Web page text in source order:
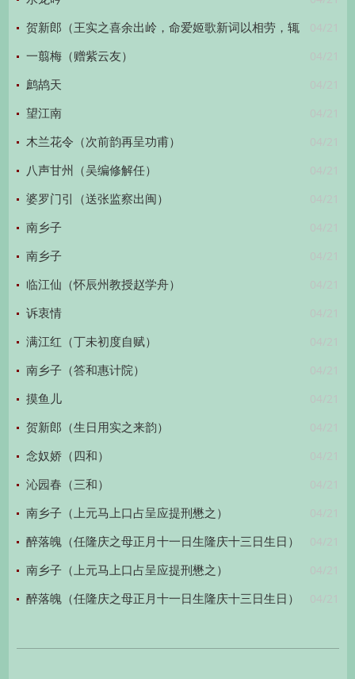
04/21
贺新郎（王实之喜余出岭，命爱姬歌新词以相劳，辄
次其韵·） 04/21
一翦梅（赠紫云友）
04/21
鹧鸪天
04/21
望江南
04/21
木兰花令（次前韵再呈功甫）
04/21
八声甘州（吴编修解任）
04/21
婆罗门引（送张监察出闽）
04/21
南乡子
04/21
南乡子
04/21
临江仙（怀辰州教授赵学舟）
04/21
诉衷情
04/21
满江红（丁未初度自赋）
04/21
南乡子（答和惠计院）
04/21
摸鱼儿
04/21
贺新郎（生日用实之来韵）
04/21
念奴娇（四和）
04/21
沁园春（三和）
04/21
南乡子（上元马上口占呈应提刑懋之）
04/21
醉落魄（任隆庆之母正月十一日生隆庆十三日生日）
04/21
南乡子（上元马上口占呈应提刑懋之）
04/21
醉落魄（任隆庆之母正月十一日生隆庆十三日生日）